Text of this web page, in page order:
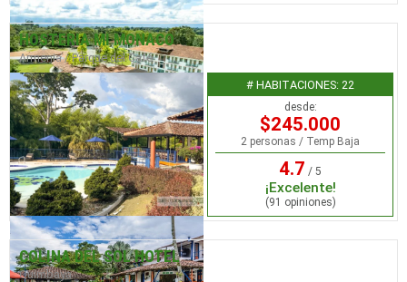
HOSTERIA MI MONACO
Armenia / Parque del Café
# HABITACIONES: 22
desde:
$245.000
2 personas / Temp Baja
4.7 / 5
¡Excelente!
(91 opiniones)
COLINA DEL SOL HOTEL
Quimbaya